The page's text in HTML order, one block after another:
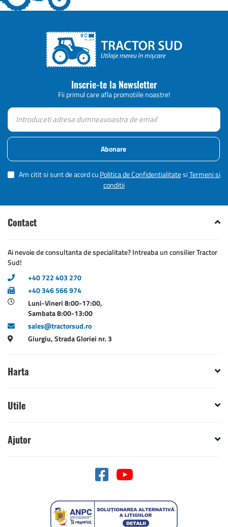
Inscrie-te la Newsletter
Fii primul care afla promotiile noastre!
Abonare
Am citit si sunt de acord cuPolitica de ConfidentialitatesiTermeni si
conditii
Contact
Ai nevoie de consultanta de specialitate? Intreaba un consilier Tractor
Sud!
+40 722 403 270
+40 346 566 974
Luni-Vineri 8:00-17:00,
Sambata 8:00-13:00
sales@tractorsud.ro
Giurgiu, Strada Gloriei nr. 3
Harta
Utile
Ajutor